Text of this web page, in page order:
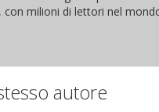
con milioni di lettori nel
autore